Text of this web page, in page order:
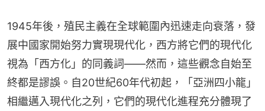
1945年後，殖民主義在全球範圍內迅速走向衰落，發
展中國家開始努力實現現代化，西方將它們的現代化
視為「西方化」的同義詞——然而，這些觀念自始至
終都是謬誤。自20世紀60年代初起，「亞洲四小龍」
相繼邁入現代化之列，它們的現代化進程充分體現了